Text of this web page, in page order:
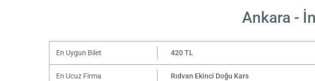
Ankara -
En Uygun Bilet 420 TL
En Ucuz Firma Rıdvan Ekinci Doğu Kars